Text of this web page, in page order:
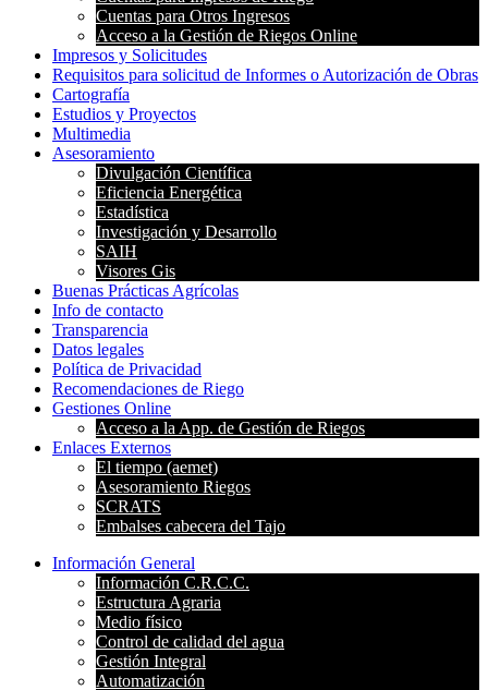
Cuentas para Otros Ingresos
Acceso a la Gestión de Riegos Online
Impresos y Solicitudes
Requisitos para solicitud de Informes o Autorización de Obras
Cartografía
Estudios y Proyectos
Multimedia
Asesoramiento
Divulgación Científica
Eficiencia Energética
Estadística
Investigación y Desarrollo
SAIH
Visores Gis
Buenas Prácticas Agrícolas
Info de contacto
Transparencia
Datos legales
Política de Privacidad
Recomendaciones de Riego
Gestiones Online
Acceso a la App. de Gestión de Riegos
Enlaces Externos
El tiempo (aemet)
Asesoramiento Riegos
SCRATS
Embalses cabecera del Tajo
Información General
Información C.R.C.C.
Estructura Agraria
Medio físico
Control de calidad del agua
Gestión Integral
Automatización